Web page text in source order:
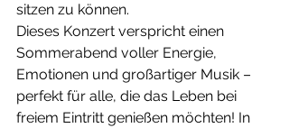
sitzen zu können.
Dieses Konzert verspricht einen
Sommerabend voller Energie,
Emotionen und großartiger Musik –
perfekt für alle, die das Leben bei
freiem Eintritt genießen möchten! In